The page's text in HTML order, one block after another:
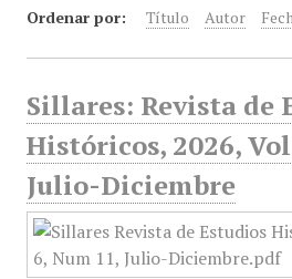
Ordenar por: Título Autor
Sillares: Revista de
Históricos, 2026,
Julio-Diciembre